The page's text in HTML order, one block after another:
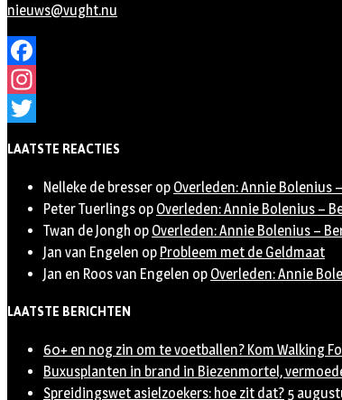
nieuws@vught.nu
Facebook
Instagram
LAATSTE REACTIES
Nelleke de bresser op Overleden: Annie Bolenius
Peter Tuerlings op Overleden: Annie Bolenius –
Twan de Jongh op Overleden: Annie Bolenius –
Jan van Engelen op Probleem met de Geldmaat
Jan en Roos van Engelen op Overleden: Annie
LAATSTE BERICHTEN
60+ en nog zin om te voetballen? Kom Walking
Buxusplanten in brand in Biezenmortel,
Spreidingswet asielzoekers: hoe zit dat? 5